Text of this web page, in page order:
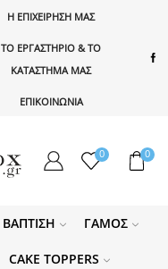
Η ΕΠΙΧΕΙΡΗΣΗ ΜΑΣ
ΤΟ ΕΡΓΑΣΤΗΡΙΟ & ΤΟ
ΚΑΤΑΣΤΗΜΑ ΜΑΣ
ΕΠΙΚΟΙΝΩΝΙΑ
0 0
ΒΆΠΤΙΣΗ ΓΆΜΟΣ
CAKE TOPPERS